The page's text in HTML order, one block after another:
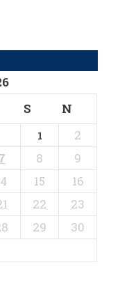
S N
1
2
8
9
15
16
22
23
29
30